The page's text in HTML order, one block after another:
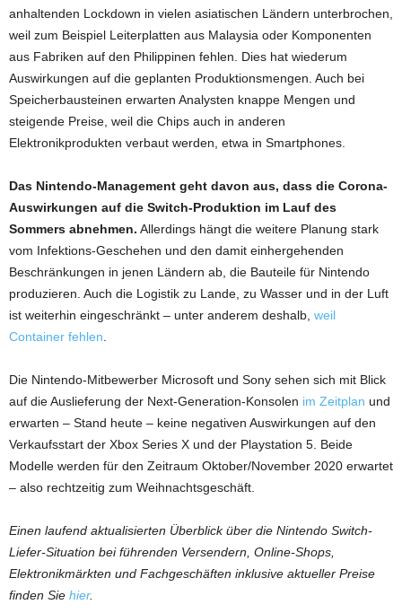
anhaltenden Lockdown in vielen asiatischen Ländern unterbrochen,
weil zum Beispiel Leiterplatten aus Malaysia oder Komponenten
aus Fabriken auf den Philippinen fehlen. Dies hat wiederum
Auswirkungen auf die geplanten Produktionsmengen. Auch bei
Speicherbausteinen erwarten Analysten knappe Mengen und
steigende Preise, weil die Chips auch in anderen
Elektronikprodukten verbaut werden, etwa in Smartphones.
Das Nintendo-Management geht davon aus, dass die Corona-
Auswirkungen auf die Switch-Produktion im Lauf des
Sommers abnehmen. Allerdings hängt die weitere Planung stark
vom Infektions-Geschehen und den damit einhergehenden
Beschränkungen in jenen Ländern ab, die Bauteile für Nintendo
produzieren. Auch die Logistik zu Lande, zu Wasser und in der Luft
ist weiterhin eingeschränkt – unter anderem deshalb, weil
Container fehlen
Die Nintendo-Mitbewerber Microsoft und Sony sehen sich mit Blick
auf die Auslieferung der Next-Generation-Konsolen im Zeitplan und
erwarten – Stand heute – keine negativen Auswirkungen auf den
Verkaufsstart der Xbox Series X und der Playstation 5. Beide
Modelle werden für den Zeitraum Oktober/November 2020 erwartet
– also rechtzeitig zum Weihnachtsgeschäft.
Einen laufend aktualisierten Überblick über die Nintendo Switch-
Liefer-Situation bei führenden Versendern, Online-Shops,
Elektronikmärkten und Fachgeschäften inklusive aktueller Preise
finden Sie hier.